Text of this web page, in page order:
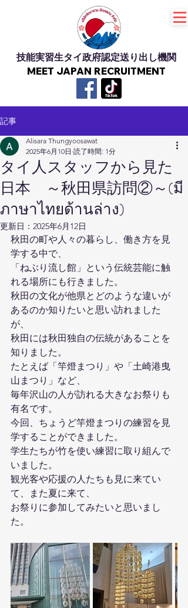
MEET JAPAN RECRUITMENT
技能実習生タイ政府認定送り出し機関
記事
タイ人スタッフから見た
日本 ～秋田県訪問②～(มี
ภาษาไทยด้านล่าง)
Alisara Thungyoosawat
2025年6月10日 読了時間: 1分
更新日： 2025年6月12日
秋田の町や人々の暮らし、働き方を見
学する中で、
「ねぶり流し館」という伝統芸能に触
れる場所にも行きました。
秋田の文化が他県とどのような違いが
あるのか知りたいと思い訪れました
が、
秋田には秋田独自の伝統があることを
知りました。
たとえば「竿燈まつり」や「土崎港曳
山まつり」など、
毎年沢山の人が訪れる大きなお祭りも
有名です。
今回、ちょうど竿燈まつりの練習を見
学することができました。
学生たちが竹を使い練習に取り組んで
いました。
観光客や応援の人たちも見に来てい
て、また夏に来て、
お祭りに参加してみたいと思いまし
た。